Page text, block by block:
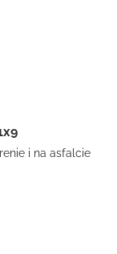
i na asfalcie